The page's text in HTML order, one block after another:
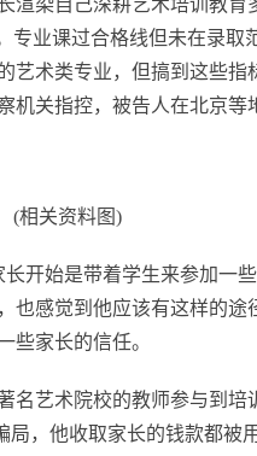
渲染自己深耕艺术培训教
业课过合格线但未在录取
艺术类专业，但搞到这些
关指控，被告人在北京等
(相关资料图)
长开始是带着学生来参加一
也感觉到他应该有这样的途
些家长的信任。
艺术院校的教师参与到培
局，他收取家长的钱款都被